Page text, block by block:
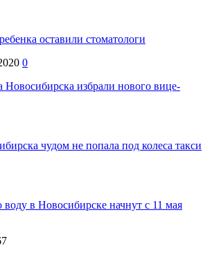
оставили стоматологи
0
Новосибирска избрали нового вице-
чудом не попала под колеса такси
в Новосибирске начнут с 11 мая